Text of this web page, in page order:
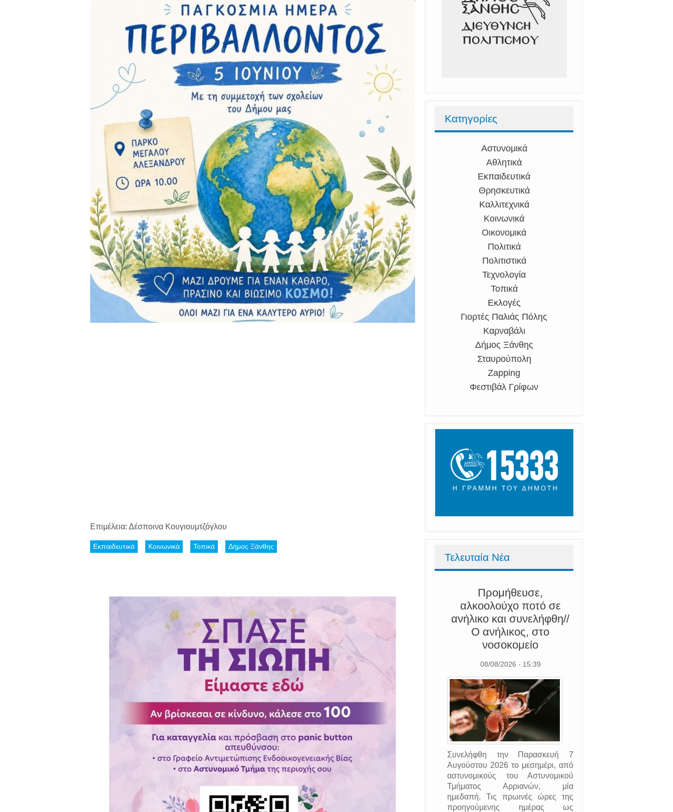
Επιμέλεια: Δέσποινα Κουγιουμτζόγλου
Εκπαιδευτικά Κοινωνικά Τοπικά Δήμος Ξάνθης
Κατηγορίες
Αστυνομικά
Αθλητικά
Εκπαιδευτικά
Θρησκευτικά
Καλλιτεχνικά
Κοινωνικά
Οικονομικά
Πολιτικά
Πολιτιστικά
Τεχνολογία
Τοπικά
Εκλογές
Γιορτές Παλιάς Πόλης
Καρναβάλι
Δήμος Ξάνθης
Σταυρούπολη
Zapping
Φεστιβάλ Γρίφων
Τελευταία Νέα
Προμήθευσε,
αλκοολούχο ποτό σε
ανήλικο και συνελήφθη//
Ο ανήλικος, στο
νοσοκομείο
08/08/2026 - 15:39
Συνελήφθη την Παρασκευή 7
Αυγούστου 2026 το μεσημέρι, από
αστυνομικούς του Αστυνομικού
Τμήματος Αρριανών, μία
ημεδαπή. Τις πρωινές ώρες της
προηγούμενης ημέρας ως